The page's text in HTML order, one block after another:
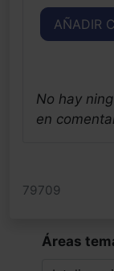
AÑADIR
No hay
en
79709
Áreas